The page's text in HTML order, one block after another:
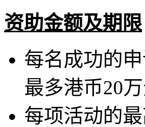
资助金额及期限
每名成功的
最多港币20
每项活动的